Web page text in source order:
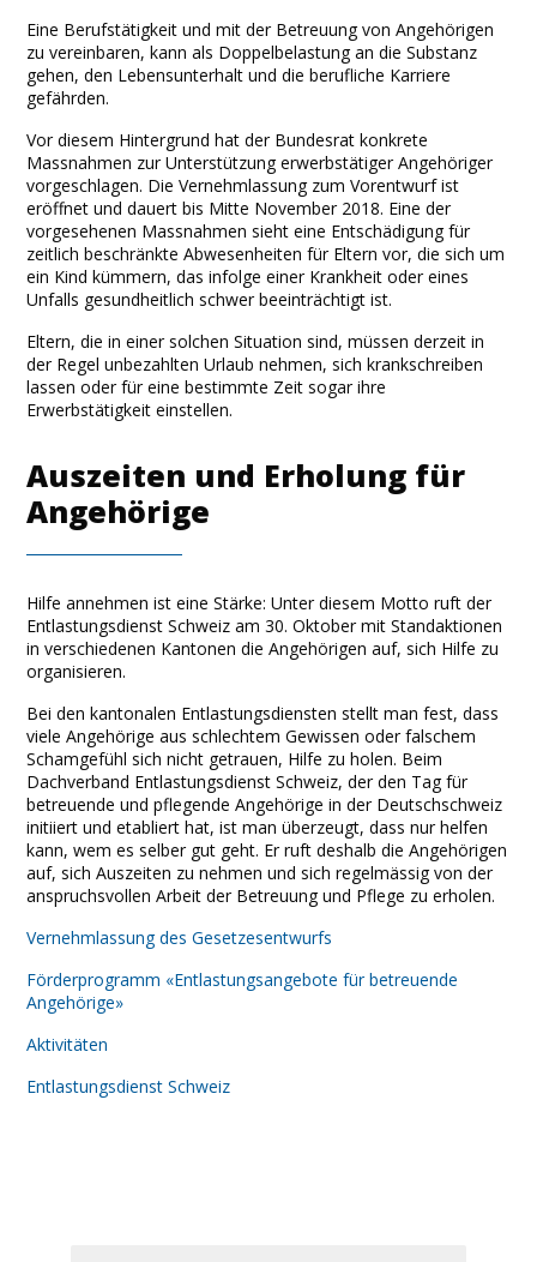
Eine Berufstätigkeit und mit der Betreuung von Angehörigen
zu vereinbaren, kann als Doppelbelastung an die Substanz
gehen, den Lebensunterhalt und die berufliche Karriere
gefährden.
Vor diesem Hintergrund hat der Bundesrat konkrete
Massnahmen zur Unterstützung erwerbstätiger Angehöriger
vorgeschlagen. Die Vernehmlassung zum Vorentwurf ist
eröffnet und dauert bis Mitte November 2018. Eine der
vorgesehenen Massnahmen sieht eine Entschädigung für
zeitlich beschränkte Abwesenheiten für Eltern vor, die sich um
ein Kind kümmern, das infolge einer Krankheit oder eines
Unfalls gesundheitlich schwer beeinträchtigt ist.
Eltern, die in einer solchen Situation sind, müssen derzeit in
der Regel unbezahlten Urlaub nehmen, sich krankschreiben
lassen oder für eine bestimmte Zeit sogar ihre
Erwerbstätigkeit einstellen.
Auszeiten und Erholung für
Angehörige
Hilfe annehmen ist eine Stärke: Unter diesem Motto ruft der
Entlastungsdienst Schweiz am 30. Oktober mit Standaktionen
in verschiedenen Kantonen die Angehörigen auf, sich Hilfe zu
organisieren.
Bei den kantonalen Entlastungsdiensten stellt man fest, dass
viele Angehörige aus schlechtem Gewissen oder falschem
Schamgefühl sich nicht getrauen, Hilfe zu holen. Beim
Dachverband Entlastungsdienst Schweiz, der den Tag für
betreuende und pflegende Angehörige in der Deutschschweiz
initiiert und etabliert hat, ist man überzeugt, dass nur helfen
kann, wem es selber gut geht. Er ruft deshalb die Angehörigen
auf, sich Auszeiten zu nehmen und sich regelmässig von der
anspruchsvollen Arbeit der Betreuung und Pflege zu erholen.
Vernehmlassung des Gesetzesentwurfs
Förderprogramm «Entlastungsangebote für betreuende
Angehörige»
Aktivitäten
Entlastungsdienst Schweiz